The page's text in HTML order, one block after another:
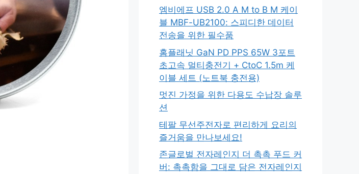
엠비에프 USB 2.0 A M to B M 케이
블 MBF-UB2100: 스피디한 데이터
전송을 위한 필수품
홈플래닛 GaN PD PPS 65W 3포트
초고속 멀티충전기 + CtoC 1.5m 케
이블 세트 (노트북 충전용)
멋진 가정을 위한 다용도 수납장 솔루
션
테팔 무선주전자로 편리하게 요리의
즐거움을 만나보세요!
존글로벌 전자레인지 더 촉촉 푸드 커
버: 촉촉함을 그대로 담은 전자레인지